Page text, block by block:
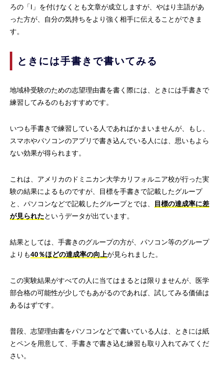
ろの「I」を付けなくとも文章が成立しますが、やはり主語があ
った方が、自分の気持ちをより強く相手に伝えることができま
す。
ときには手書きで書いてみる
地域枠受験のための志望理由書を書く際には、ときには手書きで
練習してみるのもおすすめです。
いつも手書きで練習している人であればかまいませんが、もし、
スマホやパソコンのアプリで書き込んでいる人には、思いもよら
ない効果が得られます。
これは、アメリカのドミニカン大学カリフォルニア校が行った実
験の結果によるものですが、目標を手書きで記載したグループ
と、パソコンなどで記載したグループとでは、
目標の達成率に差
が見られたというデータが出ています。
結果としては、手書きのグループの方が、パソコン等のグループ
よりも40％ほどの達成率の向上が見られました。
この実験結果がすべての人に当てはまるとは限りませんが、医学
部合格の可能性が少しでもあがるのであれば、試してみる価値は
あるはずです。
普段、志望理由書をパソコンなどで書いている人は、ときには紙
とペンを用意して、手書きで書き込む練習も取り入れてみてくだ
さい。